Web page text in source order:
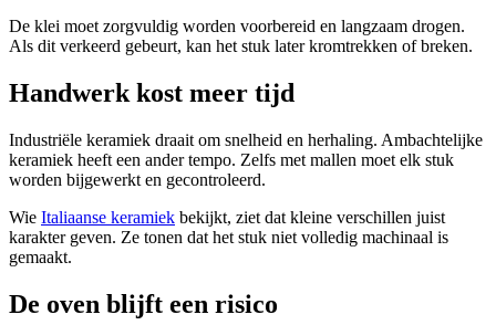
De klei moet zorgvuldig worden voorbereid en langzaam drogen.
Als dit verkeerd gebeurt, kan het stuk later kromtrekken of breken.
Handwerk kost meer tijd
Industriële keramiek draait om snelheid en herhaling. Ambachtelijke
keramiek heeft een ander tempo. Zelfs met mallen moet elk stuk
worden bijgewerkt en gecontroleerd.
Wie Italiaanse keramiek bekijkt, ziet dat kleine verschillen juist
karakter geven. Ze tonen dat het stuk niet volledig machinaal is
gemaakt.
De oven blijft een risico